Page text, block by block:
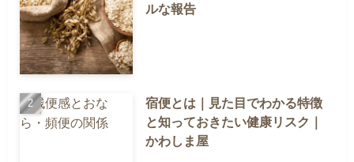
ルな報告
宿便とは｜見た目でわかる特徴
と知っておきたい健康リスク｜
かわしま屋